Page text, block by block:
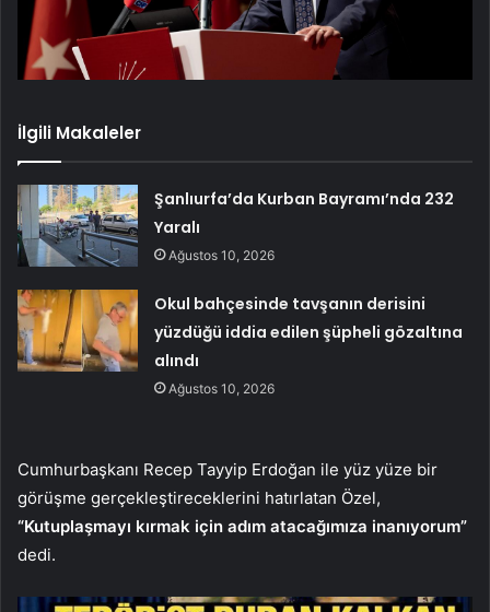
İlgili Makaleler
Şanlıurfa’da Kurban Bayramı’nda 232
Yaralı
Ağustos 10, 2026
Okul bahçesinde tavşanın derisini
yüzdüğü iddia edilen şüpheli gözaltına
alındı
Ağustos 10, 2026
Cumhurbaşkanı Recep Tayyip Erdoğan ile yüz yüze bir
görüşme gerçekleştireceklerini hatırlatan Özel,
“Kutuplaşmayı kırmak için adım atacağımıza inanıyorum”
dedi.